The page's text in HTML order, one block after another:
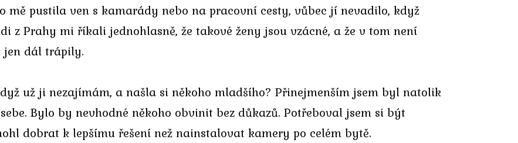
mě pustila ven s kamarády nebo na pracovní cesty, vůbec jí nevadilo, když
z Prahy mi říkali jednohlasně, že takové ženy jsou vzácné, a že v tom není
jen dál trápily.
už ji nezajímám, a našla si někoho mladšího? Přinejmenším jsem byl natolik
Bylo by nevhodné někoho obvinit bez důkazů. Potřeboval jsem si být
dobrat k lepšímu řešení než nainstalovat kamery po celém bytě.